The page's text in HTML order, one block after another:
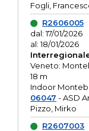
Fogli,
R2606005
dal: 17/01/2026
al: 18/01/2026
Veneto:
18 m
Indoor
06047 - ASD
Pizzo, Mirko
R2607003